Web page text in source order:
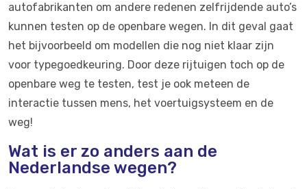
autofabrikanten om andere redenen zelfrijdende auto’s
kunnen testen op de openbare wegen. In dit geval gaat
het bijvoorbeeld om modellen die nog niet klaar zijn
voor typegoedkeuring. Door deze rijtuigen toch op de
openbare weg te testen, test je ook meteen de
interactie tussen mens, het voertuigsysteem en de
weg!
Wat is er zo anders aan de
Nederlandse wegen?